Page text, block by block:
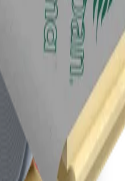
universelles Klebeband.
Unterspannbahn